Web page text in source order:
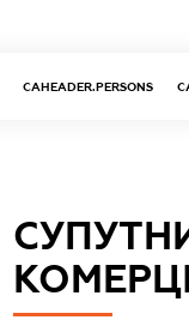
CAHEADER.PERSONS